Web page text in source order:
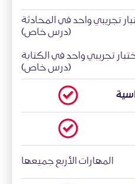
تجريبي واحد في المحادثة
(درس خاص)
تجريبي واحد في الكتابة
(درس خاص)
المهارات الأربع جميعها